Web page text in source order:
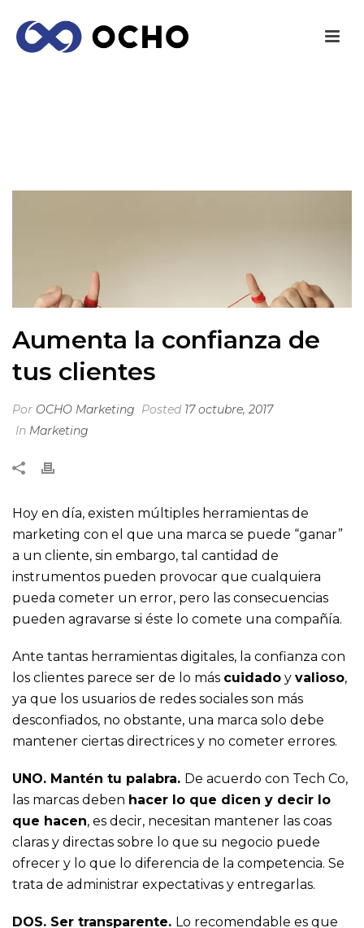
Aumenta la confianza de
tus clientes
Por OCHO Marketing Posted 17 octubre, 2017
In Marketing
Hoy en día, existen múltiples herramientas de
marketing con el que una marca se puede “ganar”
a un cliente, sin embargo, tal cantidad de
instrumentos pueden provocar que cualquiera
pueda cometer un error, pero las consecuencias
pueden agravarse si éste lo comete una compañía.
Ante tantas herramientas digitales, la confianza con
los clientes parece ser de lo más cuidado y valioso,
ya que los usuarios de redes sociales son más
desconfiados, no obstante, una marca solo debe
mantener ciertas directrices y no cometer errores.
UNO. Mantén tu palabra. De acuerdo con Tech Co,
las marcas deben hacer lo que dicen y decir lo
que hacen, es decir, necesitan mantener las coas
claras y directas sobre lo que su negocio puede
ofrecer y lo que lo diferencia de la competencia. Se
trata de administrar expectativas y entregarlas.
DOS. Ser transparente. Lo recomendable es que